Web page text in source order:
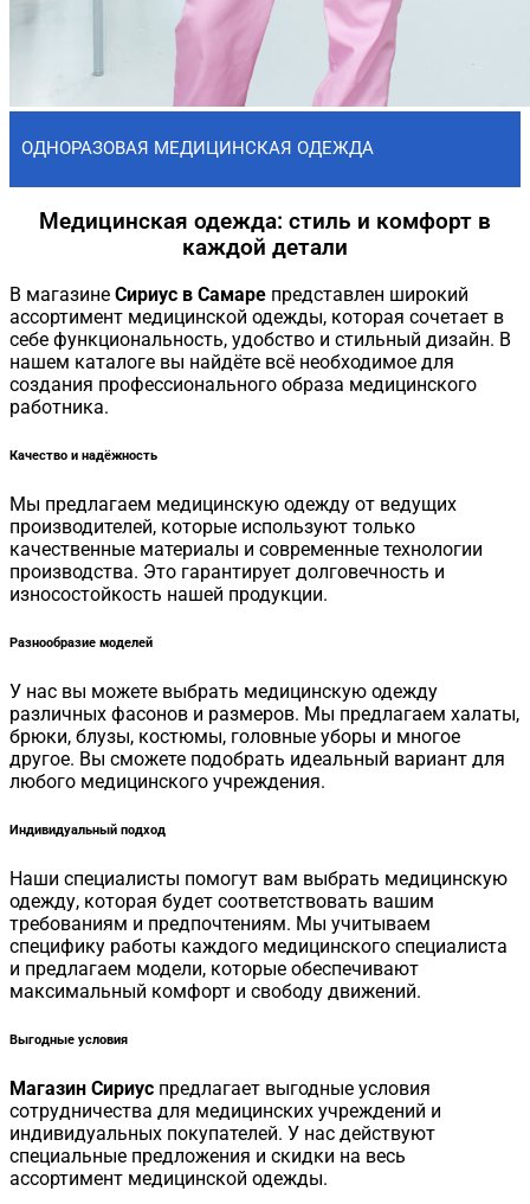
ОДНОРАЗОВАЯ МЕДИЦИНСКАЯ ОДЕЖДА
Медицинская одежда: стиль и комфорт в
каждой детали
В магазине Сириус в Самаре представлен широкий
ассортимент медицинской одежды, которая сочетает в
себе функциональность, удобство и стильный дизайн. В
нашем каталоге вы найдёте всё необходимое для
создания профессионального образа медицинского
работника.
Качество и надёжность
Мы предлагаем медицинскую одежду от ведущих
производителей, которые используют только
качественные материалы и современные технологии
производства. Это гарантирует долговечность и
износостойкость нашей продукции.
Разнообразие моделей
У нас вы можете выбрать медицинскую одежду
различных фасонов и размеров. Мы предлагаем халаты,
брюки, блузы, костюмы, головные уборы и многое
другое. Вы сможете подобрать идеальный вариант для
любого медицинского учреждения.
Индивидуальный подход
Наши специалисты помогут вам выбрать медицинскую
одежду, которая будет соответствовать вашим
требованиям и предпочтениям. Мы учитываем
специфику работы каждого медицинского специалиста
и предлагаем модели, которые обеспечивают
максимальный комфорт и свободу движений.
Выгодные условия
Магазин Сириус предлагает выгодные условия
сотрудничества для медицинских учреждений и
индивидуальных покупателей. У нас действуют
специальные предложения и скидки на весь
ассортимент медицинской одежды.